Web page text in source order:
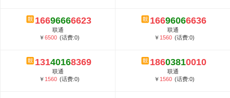
16696666623
联通
￥6500 (话费:0)
16696066636
联通
￥ 1560 (话费:0)
13140168369
联通
￥ 1560 (话费:0)
18603810010
联通
￥ 1560 (话费:0)